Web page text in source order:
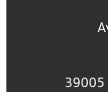
39005